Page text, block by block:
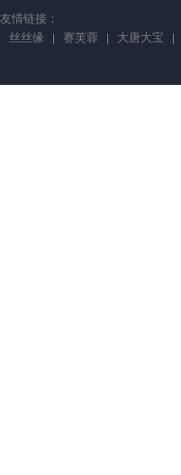
友情链接：
丝丝缘
赛芙蓉 大唐大宝